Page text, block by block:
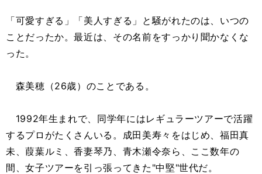
「可愛すぎる」「美人すぎる」と騒がれたのは、いつの
ことだったか。最近は、その名前をすっかり聞かなくな
った。
森美穂（26歳）のことである。
1992年生まれで、同学年にはレギュラーツアーで活躍
するプロがたくさんいる。成田美寿々をはじめ、福田真
未、葭葉ルミ、香妻琴乃、青木瀬令奈ら、ここ数年の
間、女子ツアーを引っ張ってきた"中堅"世代だ。